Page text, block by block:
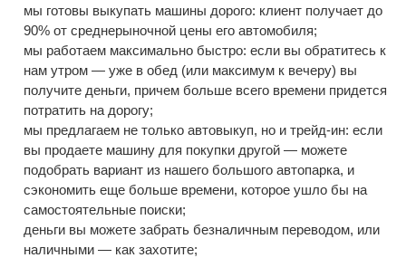
мы готовы выкупать машины дорого: клиент получает до
90% от среднерыночной цены его автомобиля;
мы работаем максимально быстро: если вы обратитесь к
нам утром — уже в обед (или максимум к вечеру) вы
получите деньги, причем больше всего времени придется
потратить на дорогу;
мы предлагаем не только автовыкуп, но и трейд-ин: если
вы продаете машину для покупки другой — можете
подобрать вариант из нашего большого автопарка, и
сэкономить еще больше времени, которое ушло бы на
самостоятельные поиски;
деньги вы можете забрать безналичным переводом, или
наличными — как захотите;